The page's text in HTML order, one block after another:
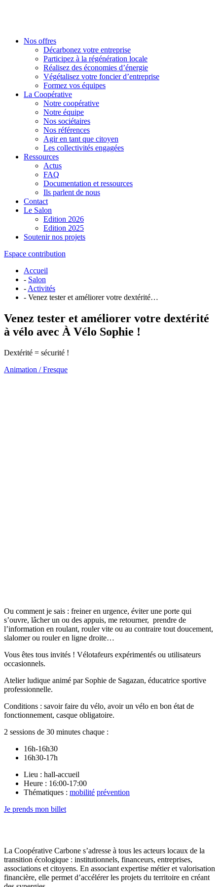
Nos offres
Décarbonez votre entreprise
Participez à la régénération locale
Réalisez des économies d’énergie
Végétalisez votre foncier d’entreprise
Formez vos équipes
La Coopérative
Notre coopérative
Notre équipe
Nos sociétaires
Nos références
Agir en tant que citoyen
Les collectivités engagées
Ressources
Actus
FAQ
Documentation et ressources
Ils parlent de nous
Contact
Le Salon
Edition 2026
Edition 2025
Soutenir nos projets
Espace contribution
Accueil
- Salon
- Activités
- Venez tester et améliorer votre dextérité…
Venez tester et améliorer votre dextérité
à vélo avec À Vélo Sophie !
Dextérité = sécurité !
Animation / Fresque
Ou comment je sais : freiner en urgence, éviter une porte qui
s’ouvre, lâcher un ou des appuis, me retourner, prendre de
l’information en roulant, rouler vite ou au contraire tout doucement,
slalomer ou rouler en ligne droite…
Vous êtes tous invités ! Vélotafeurs expérimentés ou utilisateurs
occasionnels.
Atelier ludique animé par Sophie de Sagazan, éducatrice sportive
professionnelle.
Conditions : savoir faire du vélo, avoir un vélo en bon état de
fonctionnement, casque obligatoire.
2 sessions de 30 minutes chaque :
16h-16h30
16h30-17h
Lieu : hall-accueil
Heure : 16:00-17:00
Thématiques : mobilité prévention
Je prends mon billet
La Coopérative Carbone s’adresse à tous les acteurs locaux de la
transition écologique : institutionnels, financeurs, entreprises,
associations et citoyens. En associant expertise métier et valorisation
financière, elle permet d’accélérer les projets du territoire en créant